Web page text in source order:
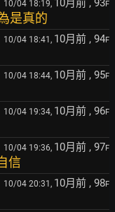
10/04 18:19, 10月前 , 93F
是真的
10/04 18:41, 10月前 , 94F
10/04 18:44, 10月前 , 95F
10/04 19:34, 10月前 , 96F
10/04 19:36, 10月前 , 97F
信
10/04 20:31, 10月前 , 98F